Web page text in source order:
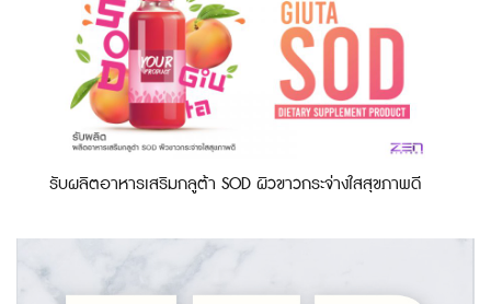
รับผลิตอาหารเสริมกลูต้า SOD ผิวขาวกระจ่างใสสุขภาพดี